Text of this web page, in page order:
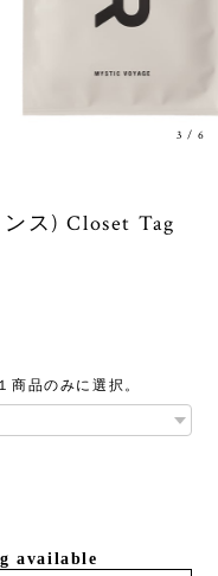
3 /6
ス) Closet Tag
品のみに選択。
available